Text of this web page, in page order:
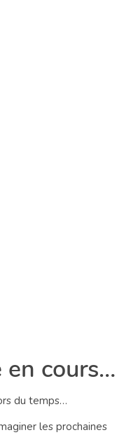
en cours…
du temps…
les prochaines